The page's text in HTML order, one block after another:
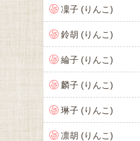
凜子 (りんこ)
鈴胡 (りんこ)
綸子 (りんこ)
麟子 (りんこ)
琳子 (りんこ)
凛胡 (りんこ)